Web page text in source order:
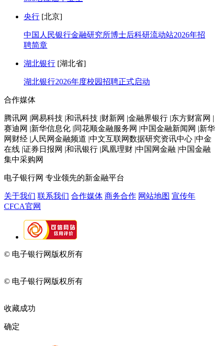
央行 [北京]
中国人民银行金融研究所博士后科研流动站2026年招
聘简章
湖北银行 [湖北省]
湖北银行2026年度校园招聘正式启动
合作媒体
腾讯网 |网易科技 |和讯科技 |财新网 |金融界银行 |东方财富网 |
赛迪网 |新华信息化 |同花顺金融服务网 |中国金融新闻网 |新华
网财经 |人民网金融频道 |中文互联网数据研究资讯中心 |中金
在线 |证券日报网 |和讯银行 |凤凰理财 |中国网金融 |中国金融
集中采购网
电子银行网 专业领先的新金融平台
关于我们 联系我们 合作媒体 商务合作 网站地图 宣传年
CFCA官网
© 电子银行网版权所有
© 电子银行网版权所有
收藏成功
确定